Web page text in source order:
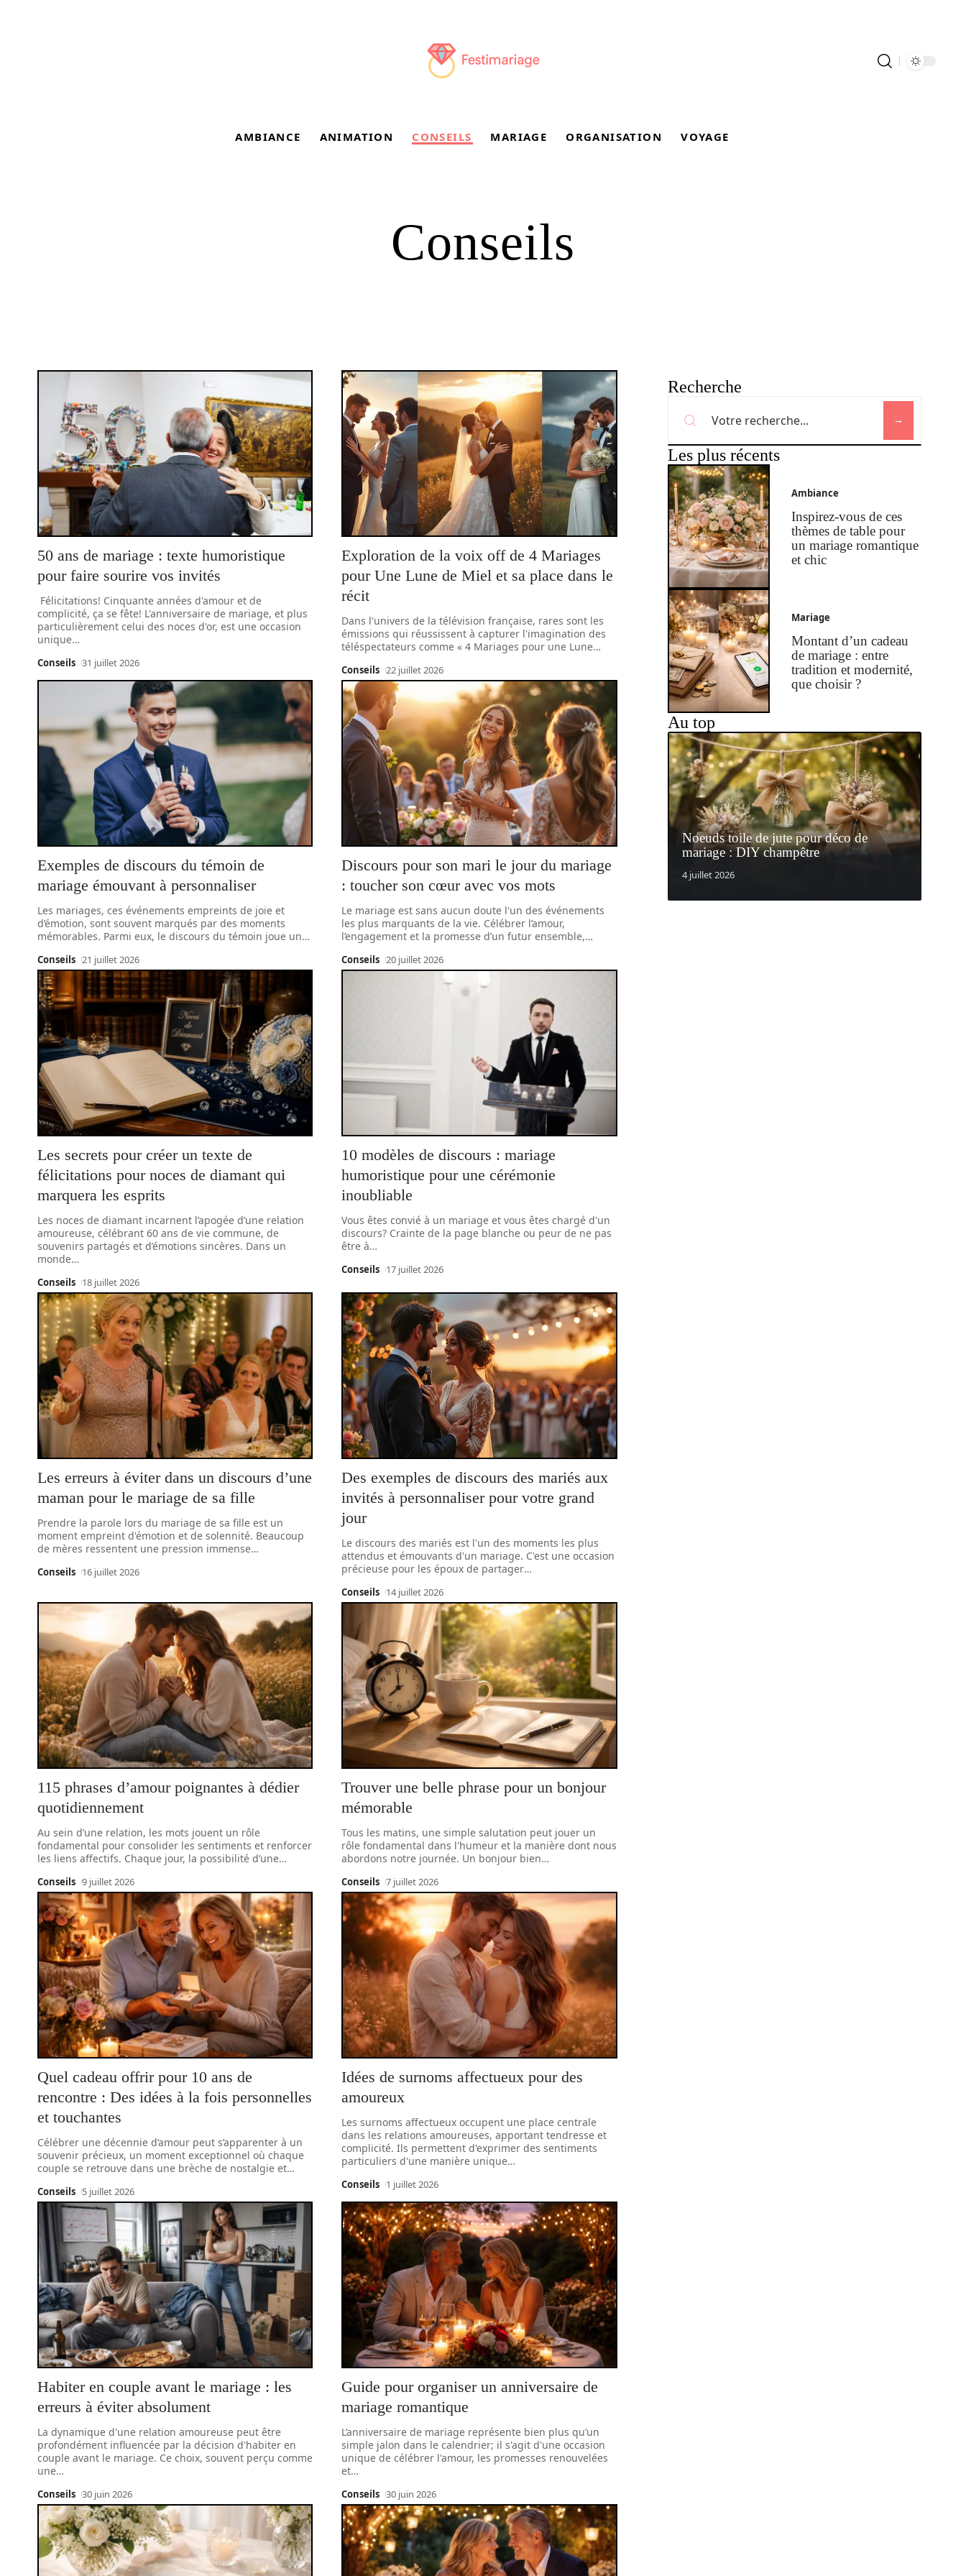
AMBIANCE ANIMATION CONSEILS MARIAGE ORGANISATION VOYAGE
Conseils
50 ans de mariage : texte humoristique
pour faire sourire vos invités
Félicitations! Cinquante années d'amour et de
complicité, ça se fête! L'anniversaire de mariage, et plus
particulièrement celui des noces d'or, est une occasion
unique…
Conseils 31 juillet 2026
Exploration de la voix off de 4 Mariages
pour Une Lune de Miel et sa place dans le
récit
Dans l'univers de la télévision française, rares sont les
émissions qui réussissent à capturer l'imagination des
téléspectateurs comme « 4 Mariages pour une Lune…
Conseils 22 juillet 2026
Exemples de discours du témoin de
mariage émouvant à personnaliser
Les mariages, ces événements empreints de joie et
d’émotion, sont souvent marqués par des moments
mémorables. Parmi eux, le discours du témoin joue un…
Conseils 21 juillet 2026
Discours pour son mari le jour du mariage
: toucher son cœur avec vos mots
Le mariage est sans aucun doute l'un des événements
les plus marquants de la vie. Célébrer l’amour,
l’engagement et la promesse d’un futur ensemble,…
Conseils 20 juillet 2026
Les secrets pour créer un texte de
félicitations pour noces de diamant qui
marquera les esprits
Les noces de diamant incarnent l’apogée d’une relation
amoureuse, célébrant 60 ans de vie commune, de
souvenirs partagés et d’émotions sincères. Dans un
monde…
Conseils 18 juillet 2026
10 modèles de discours : mariage
humoristique pour une cérémonie
inoubliable
Vous êtes convié à un mariage et vous êtes chargé d'un
discours? Crainte de la page blanche ou peur de ne pas
être à…
Conseils 17 juillet 2026
Les erreurs à éviter dans un discours d’une
maman pour le mariage de sa fille
Prendre la parole lors du mariage de sa fille est un
moment empreint d'émotion et de solennité. Beaucoup
de mères ressentent une pression immense…
Conseils 16 juillet 2026
Des exemples de discours des mariés aux
invités à personnaliser pour votre grand
jour
Le discours des mariés est l'un des moments les plus
attendus et émouvants d'un mariage. C'est une occasion
précieuse pour les époux de partager…
Conseils 14 juillet 2026
115 phrases d’amour poignantes à dédier
quotidiennement
Au sein d’une relation, les mots jouent un rôle
fondamental pour consolider les sentiments et renforcer
les liens affectifs. Chaque jour, la possibilité d’une…
Conseils 9 juillet 2026
Trouver une belle phrase pour un bonjour
mémorable
Tous les matins, une simple salutation peut jouer un
rôle fondamental dans l'humeur et la manière dont nous
abordons notre journée. Un bonjour bien…
Conseils 7 juillet 2026
Quel cadeau offrir pour 10 ans de
rencontre : Des idées à la fois personnelles
et touchantes
Célébrer une décennie d’amour peut s’apparenter à un
souvenir précieux, un moment exceptionnel où chaque
couple se retrouve dans une brèche de nostalgie et…
Conseils 5 juillet 2026
Idées de surnoms affectueux pour des
amoureux
Les surnoms affectueux occupent une place centrale
dans les relations amoureuses, apportant tendresse et
complicité. Ils permettent d'exprimer des sentiments
particuliers d'une manière unique…
Conseils 1 juillet 2026
Habiter en couple avant le mariage : les
erreurs à éviter absolument
La dynamique d'une relation amoureuse peut être
profondément influencée par la décision d'habiter en
couple avant le mariage. Ce choix, souvent perçu comme
une…
Conseils 30 juin 2026
Guide pour organiser un anniversaire de
mariage romantique
L’anniversaire de mariage représente bien plus qu’un
simple jalon dans le calendrier; il s'agit d'une occasion
unique de célébrer l'amour, les promesses renouvelées
et…
Conseils 30 juin 2026
Recherche
Les plus récents
Ambiance
Inspirez-vous de ces
thèmes de table pour
un mariage romantique
et chic
Mariage
Montant d’un cadeau
de mariage : entre
tradition et modernité,
que choisir ?
Au top
Noeuds toile de jute pour déco de
mariage : DIY champêtre
4 juillet 2026